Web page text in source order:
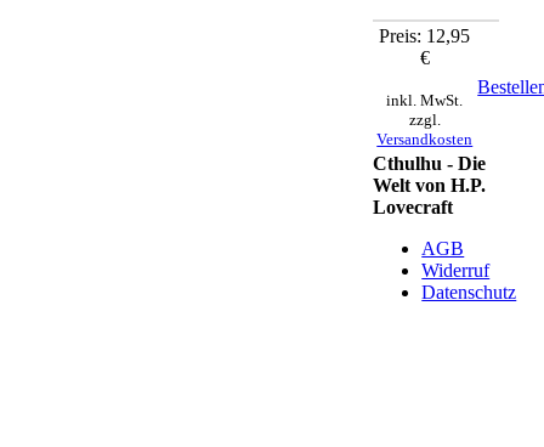
Preis: 12,95
€
inkl. MwSt.
zzgl.
Versandkosten
Cthulhu - Die
Welt von H.P.
Lovecraft
AGB
Widerruf
Datenschutz